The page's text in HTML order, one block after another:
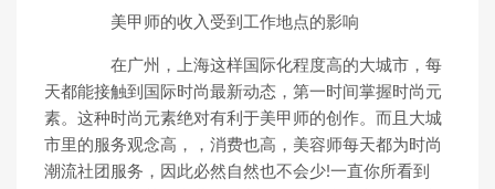
美甲师的收入受到工作地点的影响
在广州，上海这样国际化程度高的大城市，每
天都能接触到国际时尚最新动态，第一时间掌握时尚元
素。这种时尚元素绝对有利于美甲师的创作。而且大城
市里的服务观念高，，消费也高，美容师每天都为时尚
潮流社团服务，因此必然自然也不会少!一直你所看到